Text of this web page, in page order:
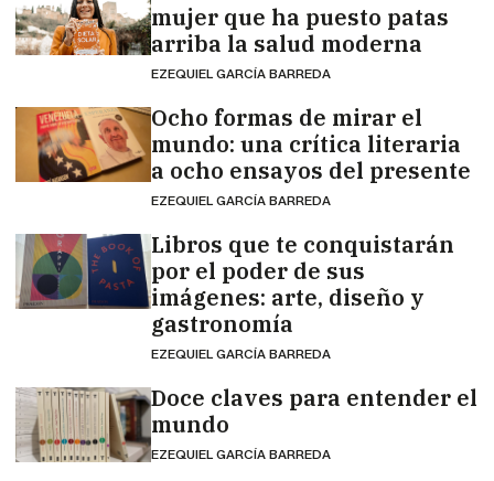
mujer que ha puesto patas
arriba la salud moderna
EZEQUIEL GARCÍA BARREDA
Ocho formas de mirar el
mundo: una crítica literaria
a ocho ensayos del presente
EZEQUIEL GARCÍA BARREDA
Libros que te conquistarán
por el poder de sus
imágenes: arte, diseño y
gastronomía
EZEQUIEL GARCÍA BARREDA
Doce claves para entender el
mundo
EZEQUIEL GARCÍA BARREDA